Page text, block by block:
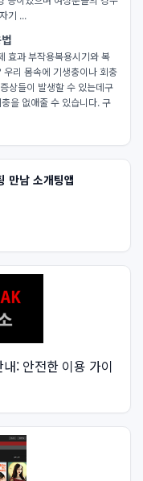
기 ...
효과 부작용복용시기와 복
리 몸속에 기생충이나 회충
상들이 발생할 수 있는데구
을 없애줄 수 있습니다. 구
만남 소개팅앱
: 안전한 이용 가이